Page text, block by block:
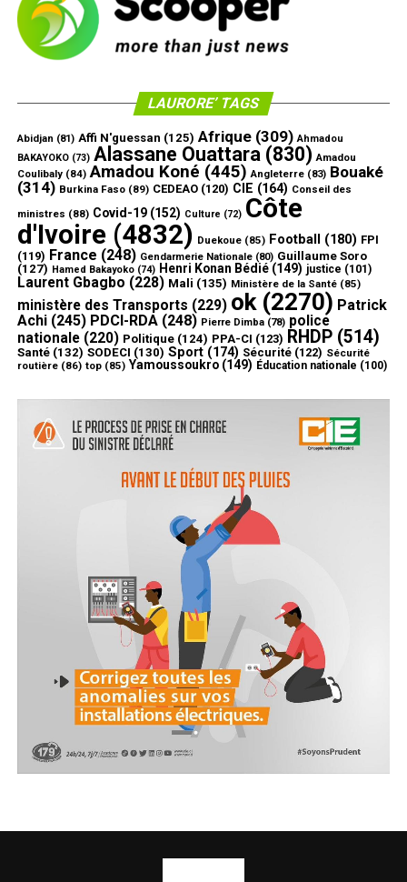
LAURORE’ TAGS
Abidjan (81) Affi N'guessan (125) Afrique(309) Ahmadou
BAKAYOKO(73) Alassane Ouattara (830) Amadou
Coulibaly(84) Amadou Koné (445) Angleterre(83) Bouaké
(314) Burkina Faso(89) CEDEAO(120) CIE (164) Conseil des
ministres (88) Covid-19(152) Culture (72) Côte
d'Ivoire(4832) Duekoue(85) Football (180) FPI
(119) France (248) Gendarmerie Nationale(80) Guillaume Soro
(127) Hamed Bakayoko(74) Henri Konan Bédié(149) justice (101)
Laurent Gbagbo (228) Mali (135) Ministère de la Santé(85)
ministère des Transports (229) ok(2270) Patrick
Achi(245) PDCI-RDA(248) Pierre Dimba(78) police
nationale(220) Politique(124) PPA-CI (123) RHDP(514)
Santé(132) SODECI (130) Sport(174) Sécurité(122) Sécurité
routière(86) top(85) Yamoussoukro(149) Éducation nationale (100)